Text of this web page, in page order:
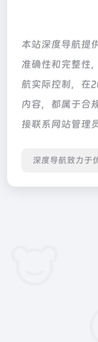
本站深度导航提
准确性和完整性
航实际控制，在
内容，都属于合
接联系网站管理
深度导航致力于